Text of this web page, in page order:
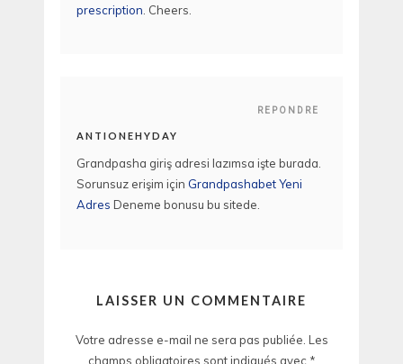
prescription . Cheers.
REPONDRE
ANTIONEHYDAY
Grandpasha giriş adresi lazımsa işte burada.
Sorunsuz erişim için Grandpashabet Yeni
Adres Deneme bonusu bu sitede.
LAISSER UN COMMENTAIRE
Votre adresse e-mail ne sera pas publiée. Les
champs obligatoires sont indiqués avec *